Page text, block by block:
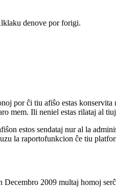
denove por forigi.
por ĉi tiu afiŝo estas
mem. Ili neniel estas rilataj al
estos sendataj nur al la
la raportofunkcion ĉe tiu
2009 multaj homoj